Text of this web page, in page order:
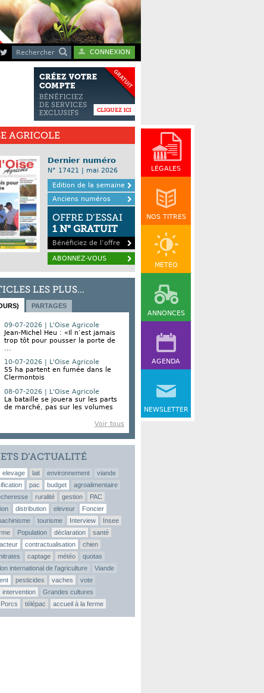
Rechercher CONNEXION
LÉGALES
NOS TITRES
MÉTÉO
ANNONCES
AGENDA
NEWSLETTER
AGRICOLE
Dernier numéro
N° 17421 | mai 2026
Edition de la semaine
Anciens numéros
OFFRE D’ESSAI
1 N° GRATUIT
Bénéficiez de l’offre
ABONNEZ-VOUS
LES PLUS...
PARTAGES
09-07-2026 | L'Oise Agricole
Jean-Michel Heu : «Il n’est jamais
trop tôt pour pousser la porte de
...
10-07-2026 | L'Oise Agricole
55 ha partent en fumée dans le
Clermontois
08-07-2026 | L'Oise Agricole
La bataille se jouera sur les parts
de marché, pas sur les volumes
Voir tous
D’ACTUALITÉ
elevage lait environnement
viande
pac budget
agroalimentaire
ruralité gestion
PAC
distribution eleveur
Foncier
tourisme Interview
Insee
Population déclaration
santé
contractualisation
chien
captage météo
quotas
international de l'agriculture
Viande
pesticides vaches
vote
intervention
Grandes cultures
Porcs télépac accueil à la ferme